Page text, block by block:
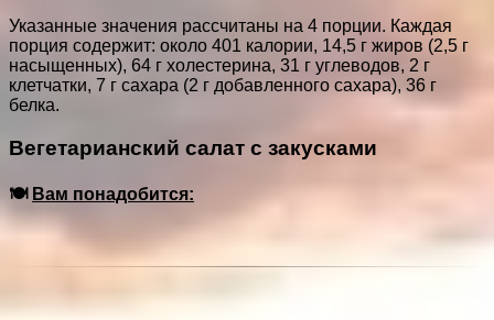
Указанные значения рассчитаны на 4 порции. Каждая
порция содержит: около 401 калории, 14,5 г жиров (2,5 г
насыщенных), 64 г холестерина, 31 г углеводов, 2 г
клетчатки, 7 г сахара (2 г добавленного сахара), 36 г
белка.
Вегетарианский салат с закусками
🍽 Вам понадобится: